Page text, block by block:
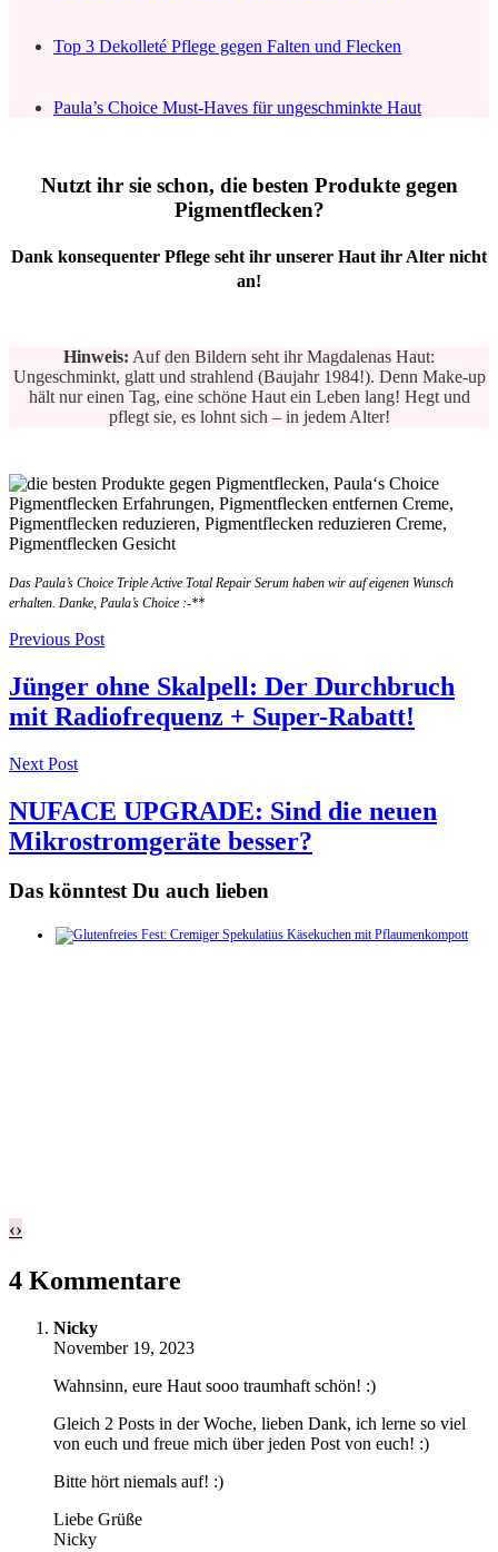
Top 3 Dekolleté Pflege gegen Falten und Flecken
Paula’s Choice Must-Haves für ungeschminkte Haut
Nutzt ihr sie schon, die besten Produkte gegen
Pigmentflecken?
Dank konsequenter Pflege seht ihr unserer Haut ihr Alter nicht
an!
Hinweis: Auf den Bildern seht ihr Magdalenas Haut:
Ungeschminkt, glatt und strahlend (Baujahr 1984!). Denn Make-up
hält nur einen Tag, eine schöne Haut ein Leben lang! Hegt und
pflegt sie, es lohnt sich – in jedem Alter!
Das Paula’s Choice Triple Active Total Repair Serum haben wir auf eigenen Wunsch
erhalten. Danke, Paula’s Choice :-**
Post
navigation
Previous Post
Jünger ohne Skalpell: Der Durchbruch
mit Radiofrequenz + Super-Rabatt!
Next Post
NUFACE UPGRADE: Sind die neuen
Mikrostromgeräte besser?
Das könntest Du auch lieben
‹›
4 Kommentare
Nicky
November 19, 2023
Wahnsinn, eure Haut sooo traumhaft schön! :)
Gleich 2 Posts in der Woche, lieben Dank, ich lerne so viel
von euch und freue mich über jeden Post von euch! :)
Bitte hört niemals auf! :)
Liebe Grüße
Nicky